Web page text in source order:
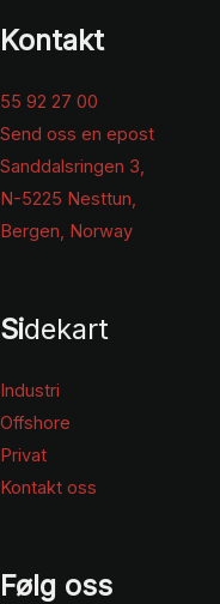
Kontakt
55 92 27 00
Send oss en epost
Sanddalsringen 3,
N-5225 Nesttun,
Bergen, Norway
Sidekart
Industri
Offshore
Privat
Kontakt oss
Følg oss